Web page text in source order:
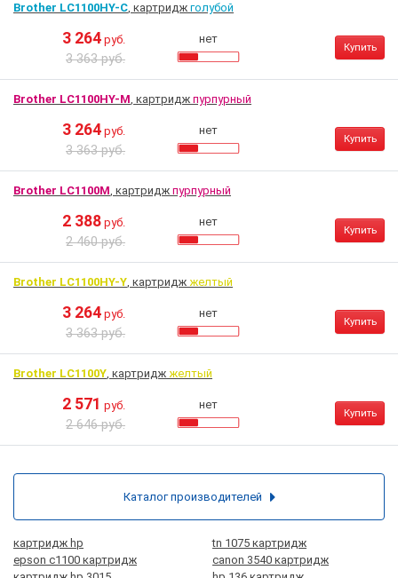
Brother LC1100HY-C, картридж голубой
3 264 руб.
3 363 руб.
нет
Купить
Brother LC1100HY-M, картридж пурпурный
3 264 руб.
3 363 руб.
нет
Купить
Brother LC1100M, картридж пурпурный
2 388 руб.
2 460 руб.
нет
Купить
Brother LC1100HY-Y, картридж желтый
3 264 руб.
3 363 руб.
нет
Купить
Brother LC1100Y, картридж желтый
2 571 руб.
2 646 руб.
нет
Купить
картридж hp
tn 1075 картридж
epson c1100 картридж
canon 3540 картридж